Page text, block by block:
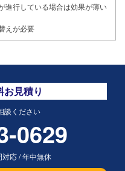
進行している場合は効果が薄い
えが必要
見積り
談ください
0629
対応/年中無休